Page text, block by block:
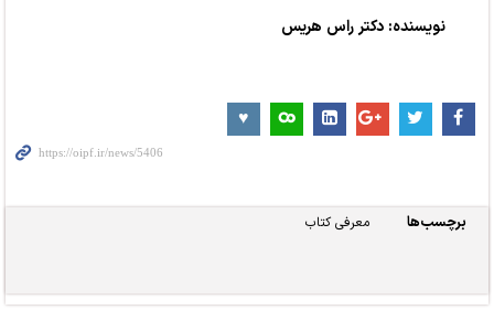
نویسنده: دکتر راس هریس
برچسب‌ها معرفی کتاب